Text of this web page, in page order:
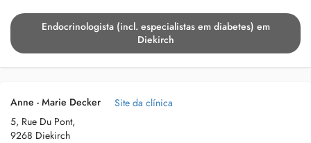
Endocrinologista (incl. especialistas em diabetes) em
Diekirch
Anne - Marie Decker
5, Rue Du Pont,
9268 Diekirch
Site da clínica